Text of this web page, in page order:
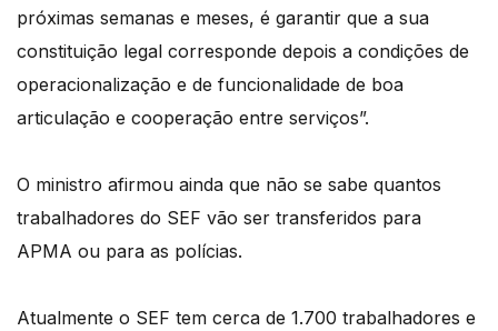
próximas semanas e meses, é garantir que a sua
constituição legal corresponde depois a condições de
operacionalização e de funcionalidade de boa
articulação e cooperação entre serviços”.
O ministro afirmou ainda que não se sabe quantos
trabalhadores do SEF vão ser transferidos para
APMA ou para as polícias.
Atualmente o SEF tem cerca de 1.700 trabalhadores e